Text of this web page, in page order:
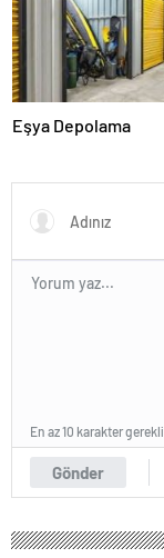
Eşya Depolama
Gönder
En az 10 karakter gerekli